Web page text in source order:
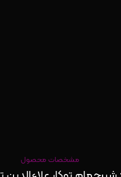
مشخصات محصول